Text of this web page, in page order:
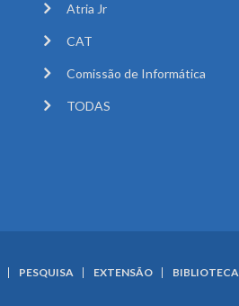
Atria Jr
CAT
Comissão de Informática
TODAS
PESQUISA EXTENSÃO BIBLIOTECA